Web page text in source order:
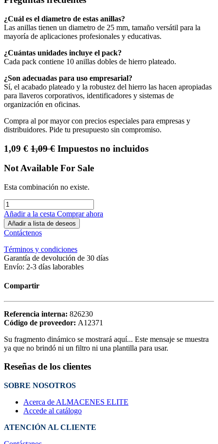
¿Cuál es el diametro de estas anillas?
Las anillas tienen un diametro de 25 mm, tamaño versátil para la
mayoría de aplicaciones profesionales y educativas.
¿Cuántas unidades incluye el pack?
Cada pack contiene 10 anillas dobles de hierro plateado.
¿Son adecuadas para uso empresarial?
Sí, el acabado plateado y la robustez del hierro las hacen apropiadas
para llaveros corporativos, identificadores y sistemas de
organización en oficinas.
Compra al por mayor con precios especiales para empresas y
distribuidores. Pide tu presupuesto sin compromiso.
1,09 € 1,09€ Impuestos no incluidos
Not Available For Sale
Esta combinación no existe.
Añadir a la cesta Comprar ahora
Añadir a lista de deseos
Contáctenos
Términos y condiciones
Garantía de devolución de 30 días
Envío: 2-3 días laborables
Compartir
Referencia interna: 826230
Código de proveedor: A12371
Su fragmento dinámico se mostrará aquí... Este mensaje se muestra
ya que no brindó ni un filtro ni una plantilla para usar.
Reseñas de los clientes
SOBRE NOSOTROS
Acerca de ALMACENES ELITE
Accede al catálogo
ATENCIÓN AL CLIENTE